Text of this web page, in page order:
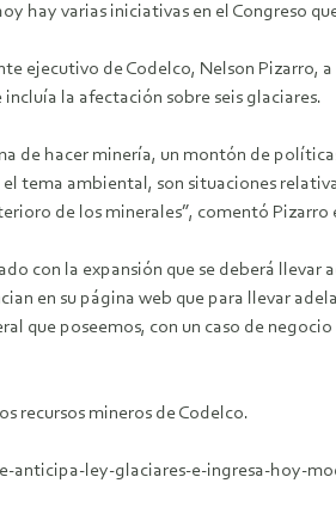
hay varias iniciativas en el Congreso
ejecutivo de Codelco, Nelson
la afectación sobre seis glaciares.
de hacer minería, un montón de
tema ambiental, son situaciones
de los minerales”, comentó
con la expansión que se deberá
en su página web que para llevar
que poseemos, con un caso de
recursos mineros de Codelco.
anticipa-ley-glaciares-e-ingresa-hoy-